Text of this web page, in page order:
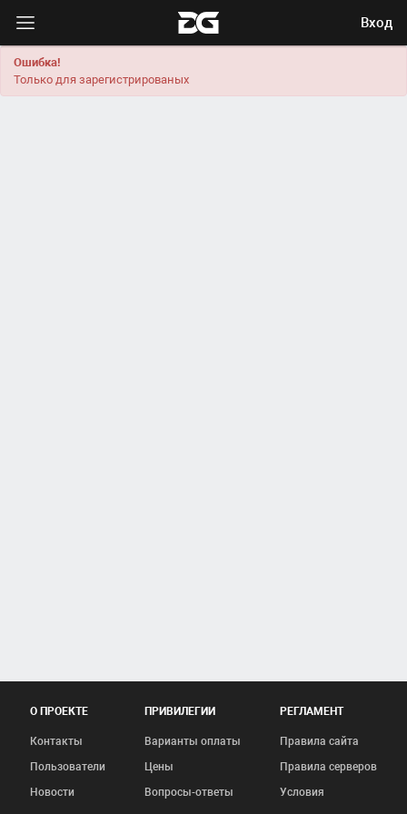
Вход
Ошибка!
Только для зарегистрированых
О ПРОЕКТЕ
Контакты
Пользователи
Новости
ПРИВИЛЕГИИ
Варианты оплаты
Цены
Вопросы-ответы
РЕГЛАМЕНТ
Правила сайта
Правила серверов
Условия